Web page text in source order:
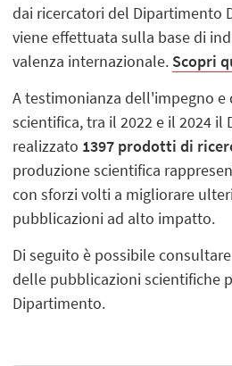
dai ricercatori del Dipartimento
viene effettuata sulla base di
valenza internazionale. Scopri
A testimonianza dell'impegno
scientifica, tra il 2022 e il 2024 il
realizzato 1397 prodotti di
produzione scientifica
con sforzi volti a migliorare
pubblicazioni ad alto impatto.
Di seguito è possibile
delle pubblicazioni scientifiche
Dipartimento.